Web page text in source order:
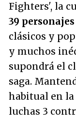
Fighters', la
39
clásicos y
y muchos
supondrá el
saga.
habitual en la
luchas 3